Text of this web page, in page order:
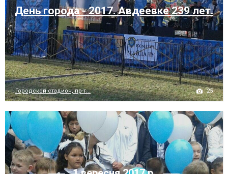
День города - 2017. Авдеевке 239 лет.
Городской стадион, пр-т... 25